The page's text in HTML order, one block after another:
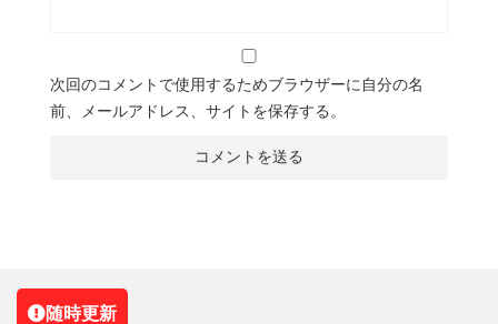
次回のコメントで使用するためブラウザーに自分の名
前、メールアドレス、サイトを保存する。
随時更新